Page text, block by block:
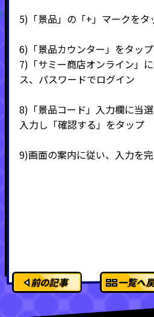
5) 「景品」の「+ 」マークをタ
6) 「景品カウンター」をタップ
7) 「サミー商店オンライン」
ス、パスワードでログイン
8) 「景品コード」入力欄に当
入力し「確認する」をタップ
9)画面の案内に従い、入力を
前の記事 一覧へ